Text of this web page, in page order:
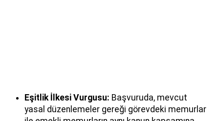
Eşitlik İlkesi Vurgusu: Başvuruda, mevcut
yasal düzenlemeler gereği görevdeki memurlar